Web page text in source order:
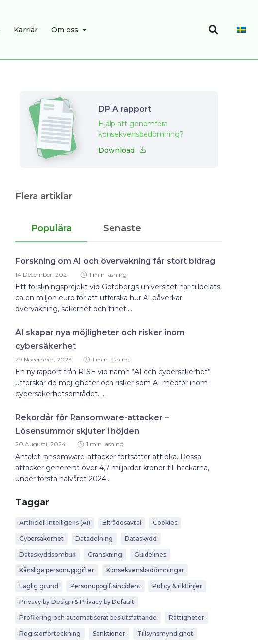
Karriär Om oss ÖPPNA OM OSS Sök
DPIA rapport
Hjälp att genomföra
konsekvensbedömning?
Download
Flera artiklar
Populära Senaste
Forskning om AI och övervakning får stort bidrag
14 December, 2021 1 min läsning
Ett forskningsprojekt vid Göteborgs universitet har tilldelats
ca en miljon euro för att utforska hur AI påverkar
övervakning, säkerhet och frihet....
AI skapar nya möjligheter och risker inom
cybersäkerhet
29 November, 2023 1 min läsning
En ny rapport från RISE vid namn “AI och cybersäkerhet”
utforskar de möjligheter och risker som AI medför inom
cybersäkerhetsområdet. ...
Rekordår för Ransomware-attacker –
Lösensummor skjuter i höjden
20 Augusti, 2024 1 min läsning
Antalet ransomware-attacker fortsätter att öka. Dessa
attacker genererat över 4,7 miljarder kronor till hackarna,
under första halvåret 2024....
Taggar
Artificiell intelligens (AI) Biträdesavtal Cookies
Cybersäkerhet Datadelning Dataskydd
Dataskyddsombud Granskning Guidelines
Känsliga personuppgifter Konsekvensbedömningar
Laglig grund Personuppgiftsincident Policy & riktlinjer
Privacy by Design & Privacy by Default
Profilering och automatiserat beslutsfattande Rättigheter
Registerförteckning Sanktioner Tillsynsmyndighet